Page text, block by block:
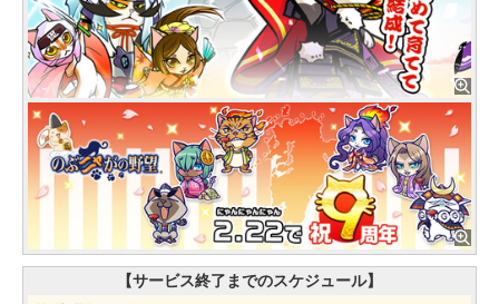
【サービス終了までのスケジュール】